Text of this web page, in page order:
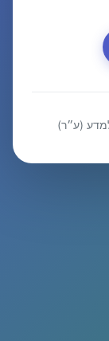
למדע (ע״ר)